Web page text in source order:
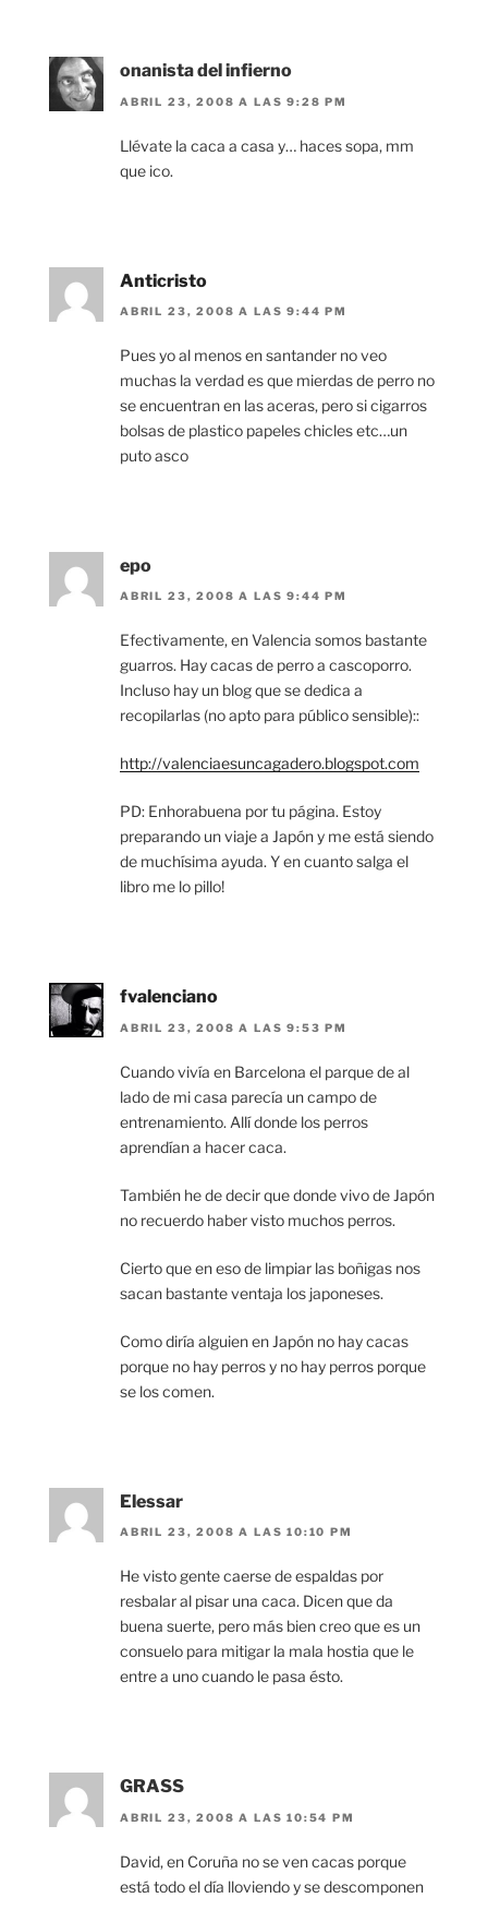
onanista del infierno
ABRIL 23, 2008 A LAS 9:28 PM
Llévate la caca a casa y… haces sopa, mm
que ico.
Anticristo
ABRIL 23, 2008 A LAS 9:44 PM
Pues yo al menos en santander no veo
muchas la verdad es que mierdas de perro no
se encuentran en las aceras, pero si cigarros
bolsas de plastico papeles chicles etc…un
puto asco
epo
ABRIL 23, 2008 A LAS 9:44 PM
Efectivamente, en Valencia somos bastante
guarros. Hay cacas de perro a cascoporro.
Incluso hay un blog que se dedica a
recopilarlas (no apto para público sensible)::
http://valenciaesuncagadero.blogspot.com
PD: Enhorabuena por tu página. Estoy
preparando un viaje a Japón y me está siendo
de muchísima ayuda. Y en cuanto salga el
libro me lo pillo!
fvalenciano
ABRIL 23, 2008 A LAS 9:53 PM
Cuando vivía en Barcelona el parque de al
lado de mi casa parecía un campo de
entrenamiento. Allí donde los perros
aprendían a hacer caca.
También he de decir que donde vivo de Japón
no recuerdo haber visto muchos perros.
Cierto que en eso de limpiar las boñigas nos
sacan bastante ventaja los japoneses.
Como diría alguien en Japón no hay cacas
porque no hay perros y no hay perros porque
se los comen.
Elessar
ABRIL 23, 2008 A LAS 10:10 PM
He visto gente caerse de espaldas por
resbalar al pisar una caca. Dicen que da
buena suerte, pero más bien creo que es un
consuelo para mitigar la mala hostia que le
entre a uno cuando le pasa ésto.
GRASS
ABRIL 23, 2008 A LAS 10:54 PM
David, en Coruña no se ven cacas porque
está todo el día lloviendo y se descomponen